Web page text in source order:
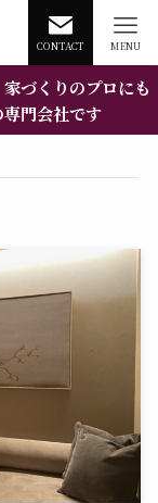
CONTACT MENU
づくりのプロにも
門会社です